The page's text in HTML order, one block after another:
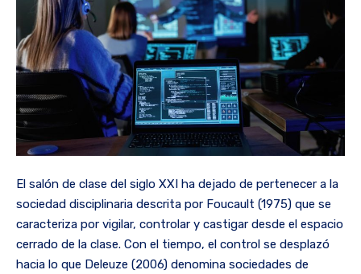
El salón de clase del siglo XXI ha dejado de pertenecer a la
sociedad disciplinaria descrita por Foucault (1975) que se
caracteriza por vigilar, controlar y castigar desde el espacio
cerrado de la clase. Con el tiempo, el control se desplazó
hacia lo que Deleuze (2006) denomina sociedades de